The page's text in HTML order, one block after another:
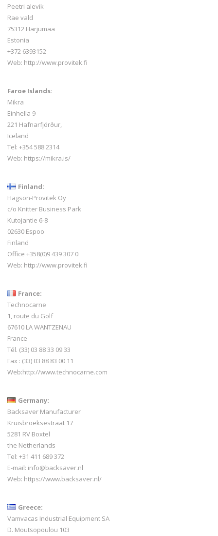
Peetri alevik
Rae vald
75312 Harjumaa
Estonia
+372 6393152
Web: http://www.provitek.fi
Faroe Islands:
Mikra
Einhella 9
221 Hafnarfjörður,
Iceland
Tel: +354 588 2314
Web: https://mikra.is/
Finland:
Hagson-Provitek Oy
c/o Knitter Business Park
Kutojantie 6-8
02630 Espoo
Finland
Office +358(0)9 439 307 0
Web: http://www.provitek.fi
France:
Technocarne
1, route du Golf
67610 LA WANTZENAU
France
Tél. (33) 03 88 33 09 33
Fax : (33) 03 88 83 00 11
Web:http://www.technocarne.com
Germany:
Backsaver Manufacturer
Kruisbroeksestraat 17
5281 RV Boxtel
the Netherlands
Tel: +31 411 689 372
E-mail: info@backsaver.nl
Web: https://www.backsaver.nl/
Greece:
Vamvacas Industrial Equipment SA
D. Moutsopoulou 103